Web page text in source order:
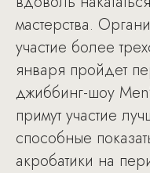
мастерства.
участие более
января пройдет
джиббинг-шоу
примут участие
способные
акробатики на